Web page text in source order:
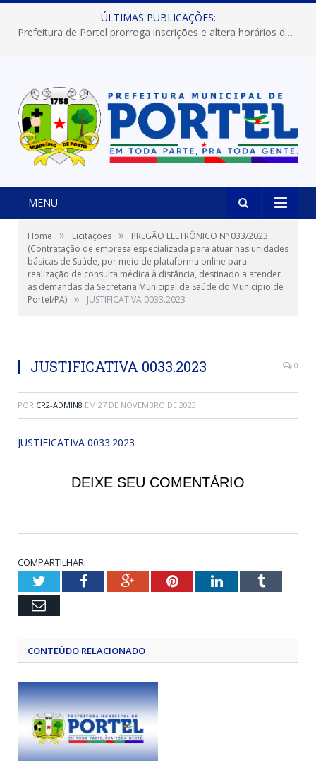
ÚLTIMAS PUBLICAÇÕES:
Prefeitura de Portel prorroga inscrições e altera horários dos concursos “Musa” e “Miss Mix Verão 2026”
MENU
Home » Licitações »
PREGÃO ELETRÔNICO Nº 033/2023
(Contratação de empresa especializada para atuar nas unidades
básicas de Saúde, por meio de plataforma online para
realização de consulta médica à distância, destinado a atender
as demandas da Secretaria Municipal de Saúde do Município de
Portel/PA) » JUSTIFICATIVA 0033.2023
JUSTIFICATIVA 0033.2023 0
POR CR2-ADMIN8 EM 27 DE NOVEMBRO DE 2023
JUSTIFICATIVA 0033.2023
DEIXE SEU COMENTÁRIO
COMPARTILHAR:
TwitterFacebookGoogle+PinterestLinkedInTumblr
Email
CONTEÚDO RELACIONADO